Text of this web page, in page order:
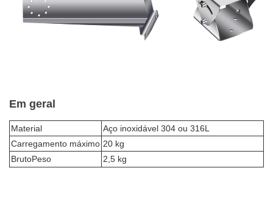
Em geral
Material
Aço inoxidável 304 ou 316L
Carregamento máximo 20 kg
BrutoPeso 2,5 kg